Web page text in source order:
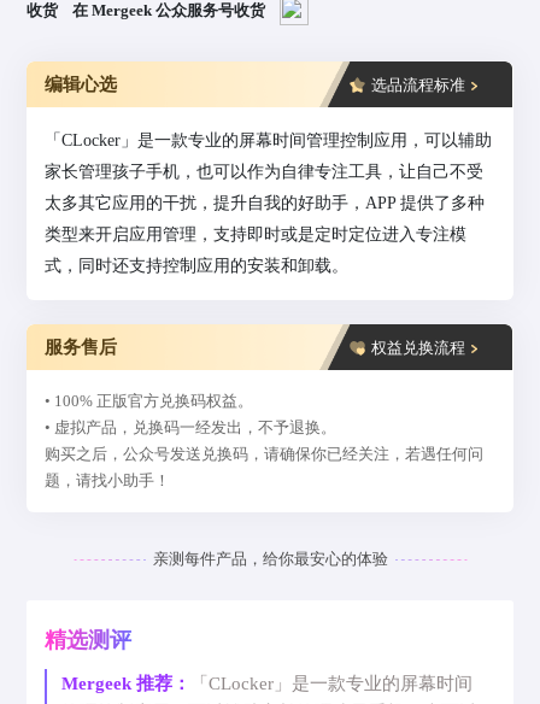
收货 在 Mergeek 公众服务号收货
编辑心选 选品流程标准
「CLocker」是一款专业的屏幕时间管理控制应用，可以辅助
家长管理孩子手机，也可以作为自律专注工具，让自己不受
太多其它应用的干扰，提升自我的好助手，APP 提供了多种
类型来开启应用管理，支持即时或是定时定位进入专注模
式，同时还支持控制应用的安装和卸载。
服务售后 权益兑换流程
• 100% 正版官方兑换码权益。
• 虚拟产品，兑换码一经发出，不予退换。
购买之后，公众号发送兑换码，请确保你已经关注，若遇任何问
题，请找小助手！
亲测每件产品，给你最安心的体验
精选测评
Mergeek 推荐：
「CLocker」是一款专业的屏幕时间